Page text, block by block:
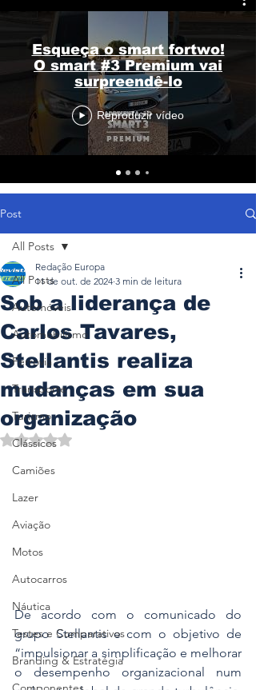
Esqueça o smart fortwo!
O smart #3 Premium vai
surpreendê-lo
Reproduzir vídeo
Post
All Posts
Automóveis
Automobilismo
Ferrovia
Transporte
Turismo
Clássicos
Camiões
Lazer
Aviação
Motos
Autocarros
Náutica
Testes e Comparativos
Branding & Estratégia
All Posts
Sob a liderança de
Carlos Tavares,
Stellantis realiza
mudanças em sua
organização
Redação Europa
11 de out. de 2024 3 min de leitura
Avaliado com NaN de 5 estrelas.
De acordo com o comunicado do
grupo Stellantis e com o objetivo de
“impulsionar a simplificação e melhorar
o desempenho organizacional num